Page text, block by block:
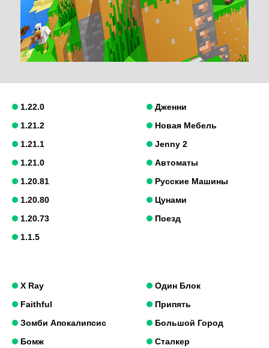
1.22.0
1.21.2
1.21.1
1.21.0
1.20.81
1.20.80
1.20.73
1.1.5
Дженни
Новая Мебель
Jenny 2
Автоматы
Русские Машины
Цунами
Поезд
X Ray
Faithful
Зомби Апокалипсис
Бомж
Один Блок
Припять
Большой Город
Сталкер